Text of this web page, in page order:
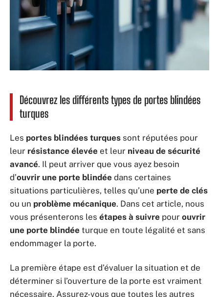
Découvrez les différents types de portes blindées
turques
Les portes blindées turques sont réputées pour
leur résistance élevée et leur niveau de sécurité
avancé. Il peut arriver que vous ayez besoin
d’ouvrir une porte blindée dans certaines
situations particulières, telles qu’une perte de clés
ou un problème mécanique. Dans cet article, nous
vous présenterons les étapes à suivre pour ouvrir
une porte blindée turque en toute légalité et sans
endommager la porte.
La première étape est d’évaluer la situation et de
déterminer si l’ouverture de la porte est vraiment
nécessaire. Assurez-vous que toutes les autres